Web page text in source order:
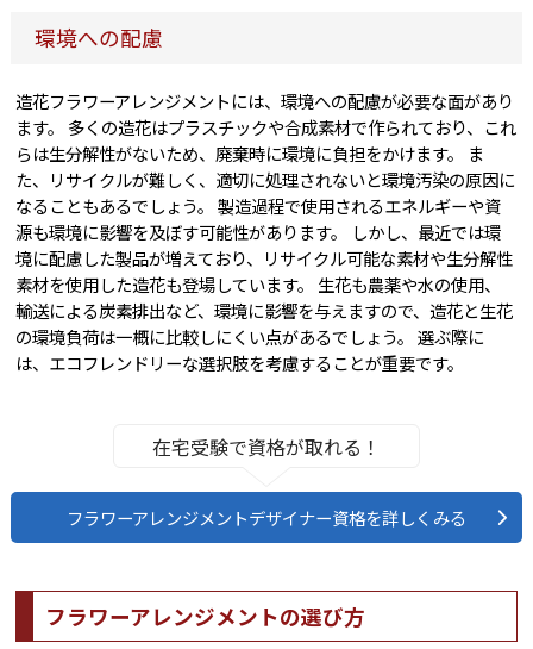
環境への配慮
造花フラワーアレンジメントには、環境への配慮が必要な面があり
ます。 多くの造花はプラスチックや合成素材で作られており、これ
らは生分解性がないため、廃棄時に環境に負担をかけます。 ま
た、リサイクルが難しく、適切に処理されないと環境汚染の原因に
なることもあるでしょう。 製造過程で使用されるエネルギーや資
源も環境に影響を及ぼす可能性があります。 しかし、最近では環
境に配慮した製品が増えており、リサイクル可能な素材や生分解性
素材を使用した造花も登場しています。 生花も農薬や水の使用、
輸送による炭素排出など、環境に影響を与えますので、造花と生花
の環境負荷は一概に比較しにくい点があるでしょう。 選ぶ際に
は、エコフレンドリーな選択肢を考慮することが重要です。
在宅受験で資格が取れる！
フラワーアレンジメントデザイナー資格を詳しくみる
フラワーアレンジメントの選び方